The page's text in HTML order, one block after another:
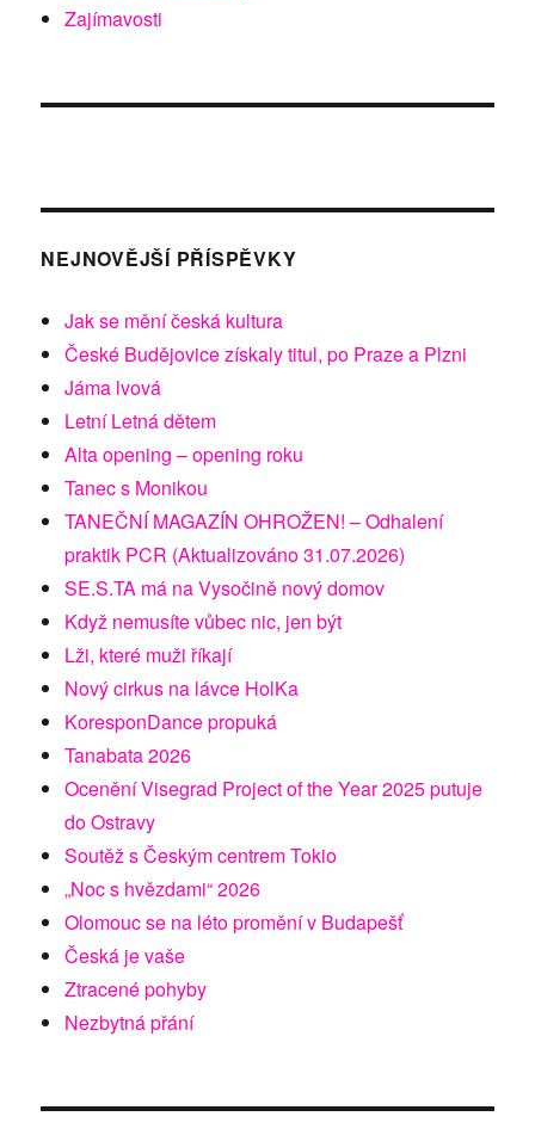
Zajímavosti
NEJNOVĚJŠÍ PŘÍSPĚVKY
Jak se mění česká kultura
České Budějovice získaly titul, po Praze a Plzni
Jáma lvová
Letní Letná dětem
Alta opening – opening roku
Tanec s Monikou
TANEČNÍ MAGAZÍN OHROŽEN! – Odhalení
praktik PCR (Aktualizováno 31.07.2026)
SE.S.TA má na Vysočině nový domov
Když nemusíte vůbec nic, jen být
Lži, které muži říkají
Nový cirkus na lávce HolKa
KoresponDance propuká
Tanabata 2026
Ocenění Visegrad Project of the Year 2025 putuje
do Ostravy
Soutěž s Českým centrem Tokio
„Noc s hvězdami“ 2026
Olomouc se na léto promění v Budapešť
Česká je vaše
Ztracené pohyby
Nezbytná přání